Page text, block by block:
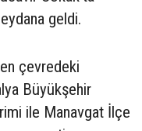
geldi.
çevredeki
Büyükşehir
ile Manavgat İlçe